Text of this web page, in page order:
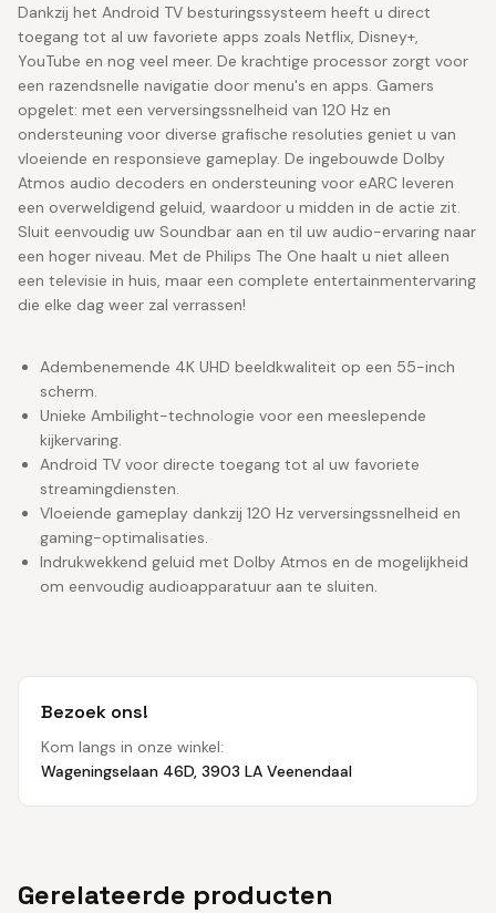
Dankzij het Android TV besturingssysteem heeft u direct
toegang tot al uw favoriete apps zoals Netflix, Disney+,
YouTube en nog veel meer. De krachtige processor zorgt voor
een razendsnelle navigatie door menu's en apps. Gamers
opgelet: met een verversingssnelheid van 120 Hz en
ondersteuning voor diverse grafische resoluties geniet u van
vloeiende en responsieve gameplay. De ingebouwde Dolby
Atmos audio decoders en ondersteuning voor eARC leveren
een overweldigend geluid, waardoor u midden in de actie zit.
Sluit eenvoudig uw Soundbar aan en til uw audio-ervaring naar
een hoger niveau. Met de Philips The One haalt u niet alleen
een televisie in huis, maar een complete entertainmentervaring
die elke dag weer zal verrassen!
Adembenemende 4K UHD beeldkwaliteit op een 55-inch
scherm.
Unieke Ambilight-technologie voor een meeslepende
kijkervaring.
Android TV voor directe toegang tot al uw favoriete
streamingdiensten.
Vloeiende gameplay dankzij 120 Hz verversingssnelheid en
gaming-optimalisaties.
Indrukwekkend geluid met Dolby Atmos en de mogelijkheid
om eenvoudig audioapparatuur aan te sluiten.
Bezoek ons!
Kom langs in onze winkel:
Wageningselaan 46D, 3903 LA Veenendaal
Gerelateerde producten